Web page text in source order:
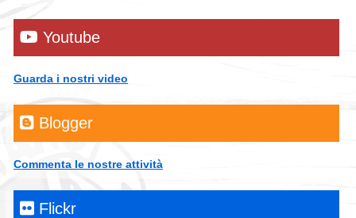
Youtube
Guarda i nostri video
Blogger
Commenta le nostre attività
Flickr